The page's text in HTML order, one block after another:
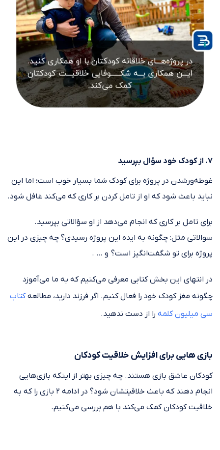
۷. از کودک خود سؤال بپرسید
غوطه‌ورشدن در پروژه برای کودک شما بسیار خوب است؛ اما این
نباید باعث شود که او از تامل کردن بر کاری که می‌کند غافل شود.
برای تامل بر کاری که انجام می‌دهد از او سؤالاتی بپرسید.
سوالاتی مثل: چگونه به ایده این پروژه رسیدی؟ چه چیزی در این
پروژه برای تو شگفت‌انگیز است؟ و … .
در انتهای این بخش کتابی معرفی می‌کنیم که به ما می‌آموزد
چگونه مغز کودک خود را فعال کنیم. اگر فرزند دارید، مطالعهکتاب
سی میلیون کلمه را از دست ندهید.
بازی هایی برای افزایش خلاقیت کودکان
کودکان عاشق بازی هستند. چه چیزی بهتر از اینکه بازی‌هایی
انجام دهند که باعث خلاقیتشان شود؟ در ادامه ۲ بازی را که به
خلاقیت کودکان کمک می‌کند با هم بررسی می‌کنیم.